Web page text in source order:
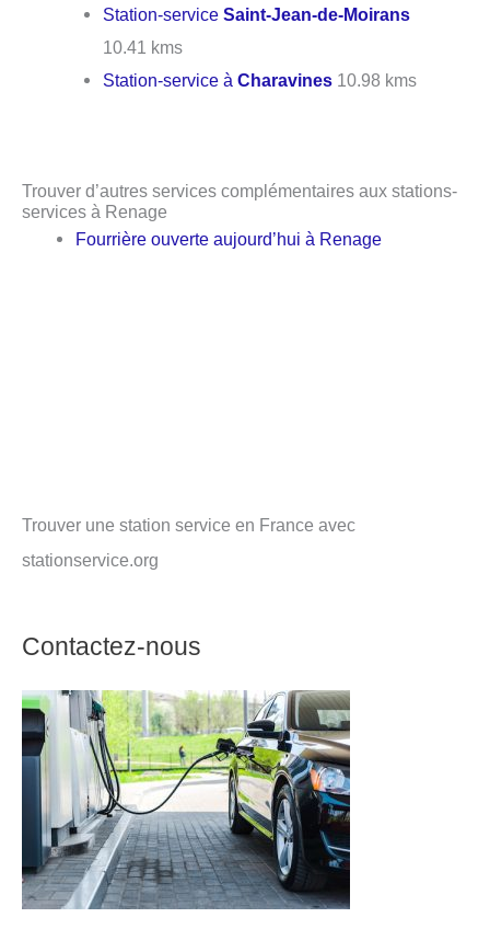
Station-serviceSaint-Jean-de-Moirans
10.41 kms
Station-service àCharavines 10.98 kms
Trouver d’autres services complémentaires aux stations-
services à Renage
Fourrière ouverte aujourd’hui à Renage
Trouver une station service en France avec
stationservice.org
Contactez-nous